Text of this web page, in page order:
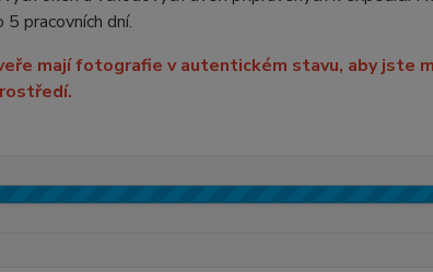
pracovních dní.
mají fotografie v autentickém stavu, aby jste